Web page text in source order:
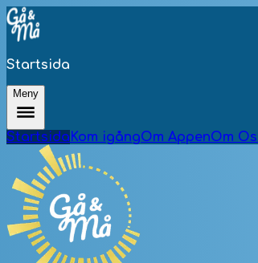
Startsida
Meny
Startsida Kom igångOm AppenOm